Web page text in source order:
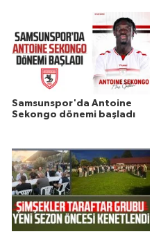
Samsunspor'da Antoine
Sekongo dönemi başladı